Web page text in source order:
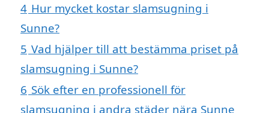
4 Hur mycket kostar slamsugning i
Sunne?
5 Vad hjälper till att bestämma priset på
slamsugning i Sunne?
6 Sök efter en professionell för
slamsugning i andra städer nära Sunne